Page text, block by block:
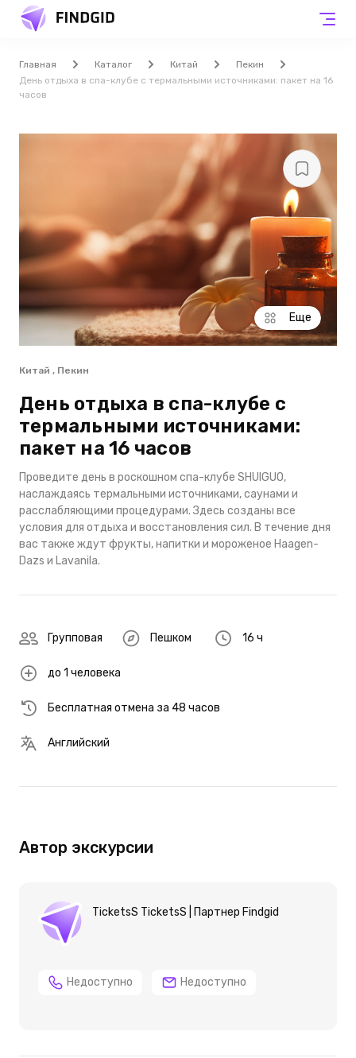
Главная Каталог Китай
Пекин
День отдыха в спа-клубе с термальными источниками: пакет на 16
часов
Еще
Китай , Пекин
День отдыха в спа-клубе с
термальными источниками:
пакет на 16 часов
Проведите день в роскошном спа-клубе SHUIGUO,
наслаждаясь термальными источниками, саунами и
расслабляющими процедурами. Здесь созданы все
условия для отдыха и восстановления сил. В течение дня
вас также ждут фрукты, напитки и мороженое Haagen-
Dazs и Lavanila.
Групповая Пешком 16 ч
до 1 человека
Бесплатная отмена за 48 часов
Английский
Автор экскурсии
TicketsS TicketsS | Партнер Findgid
Недоступно Недоступно